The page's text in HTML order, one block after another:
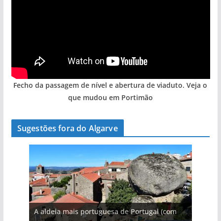
Fecho da passagem de nível e abertura de viaduto. Veja o
que mudou em Portimão
Sugestões fora do Algarve
A aldeia mais portuguesa de Portugal (com